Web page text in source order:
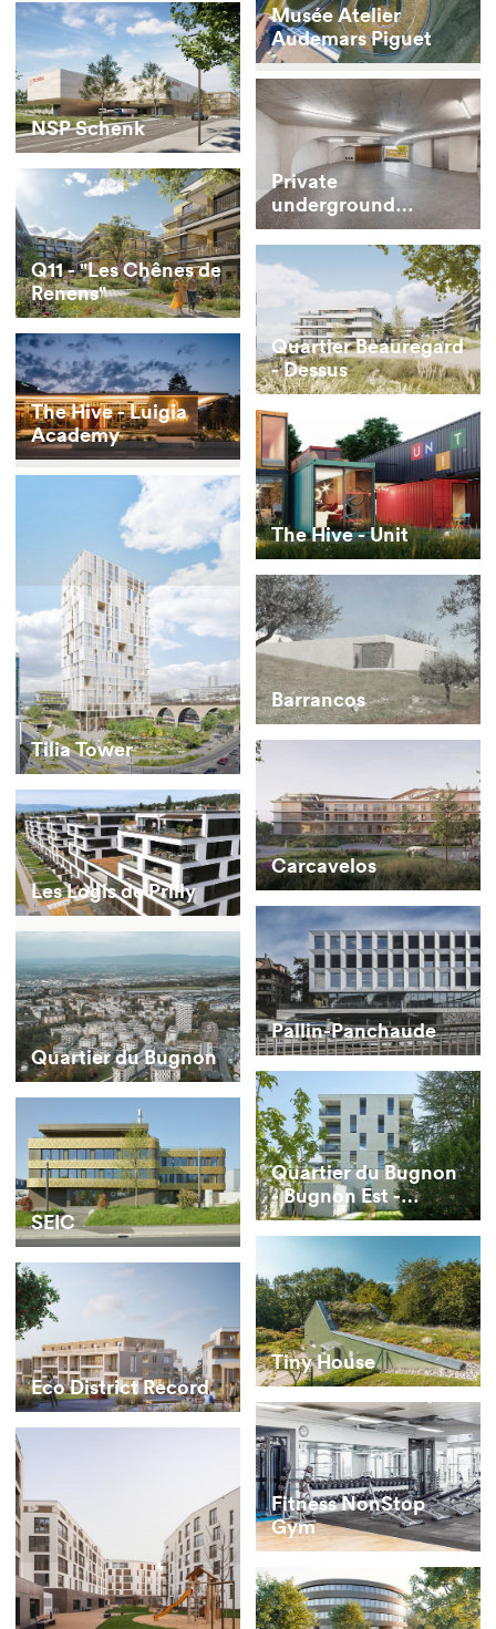
Musée Atelier
Audemars Piguet
NSP Schenk
Private
underground
parking for vintage
cars
Q11 - "Les Chênes de
Renens"
Quartier Beauregard
- Dessus
The Hive - Luigia
Academy
The Hive - Unit
Tilia Tower
Barrancos
Carcavelos
Les Logis de Prilly
Pallin-Panchaude
Quartier du Bugnon
Quartier du Bugnon
- Bugnon Est -
buildings E and F
SEIC
Tiny House
Eco District Record
Fitness NonStop
Gym